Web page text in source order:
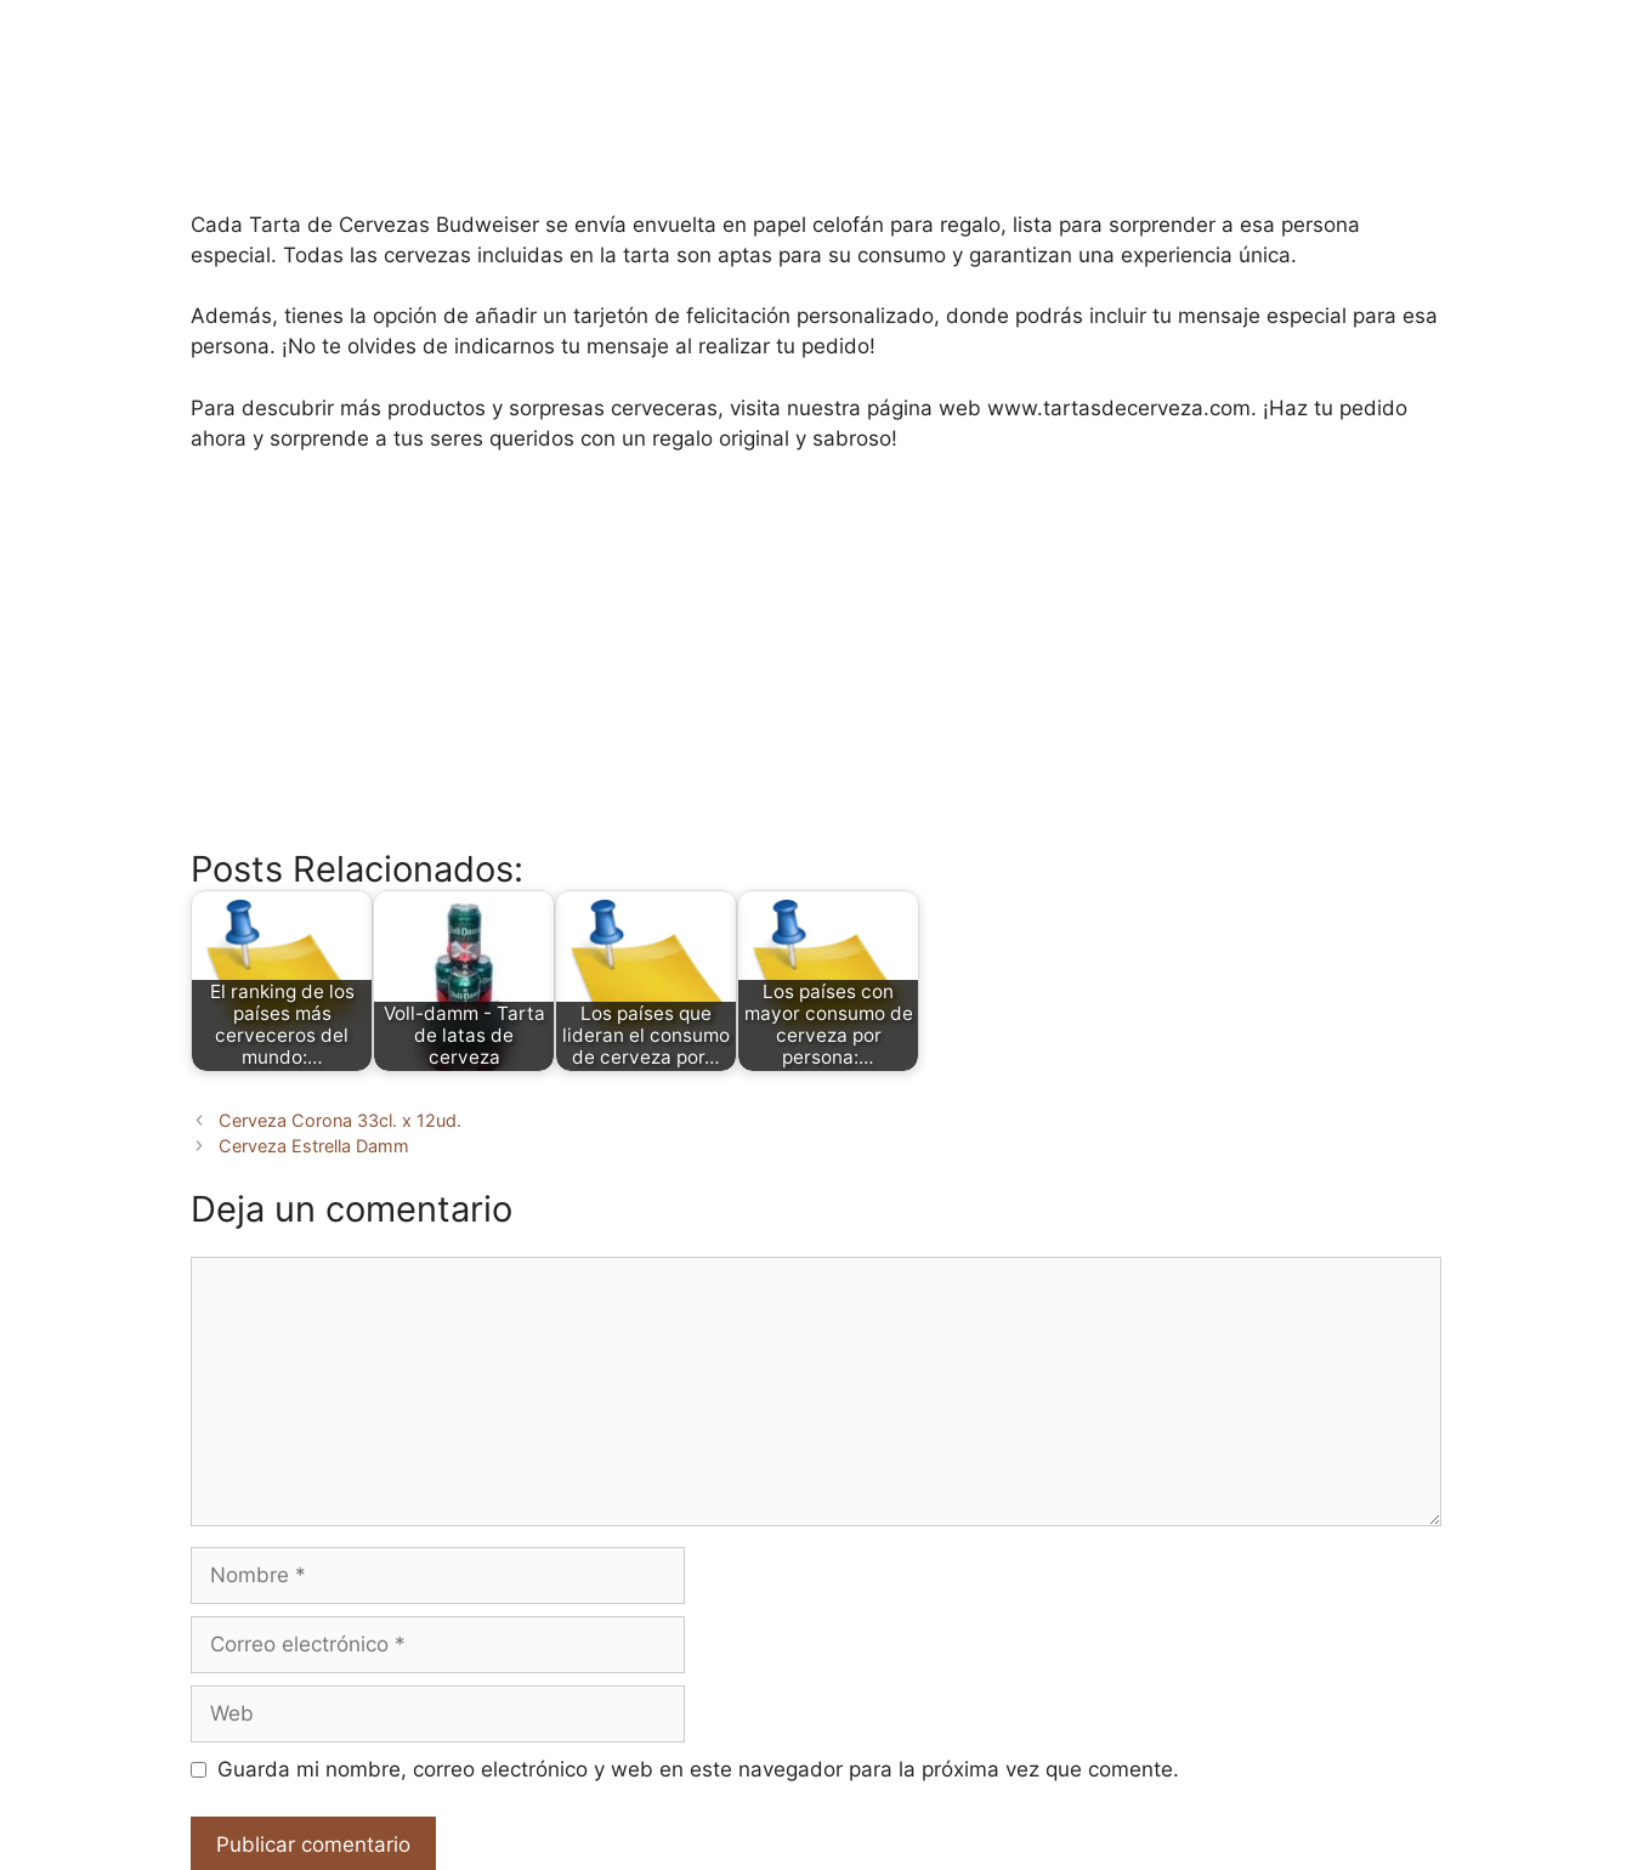
Cada Tarta de Cervezas Budweiser se envía envuelta en papel celofán para regalo, lista para sorprender a esa persona
especial. Todas las cervezas incluidas en la tarta son aptas para su consumo y garantizan una experiencia única.
Además, tienes la opción de añadir un tarjetón de felicitación personalizado, donde podrás incluir tu mensaje especial para esa
persona. ¡No te olvides de indicarnos tu mensaje al realizar tu pedido!
Para descubrir más productos y sorpresas cerveceras, visita nuestra página web www.tartasdecerveza.com. ¡Haz tu pedido
ahora y sorprende a tus seres queridos con un regalo original y sabroso!
Posts Relacionados:
El ranking de los
países más
cerveceros del
mundo:…
Voll-damm - Tarta
de latas de
cerveza
Los países que
lideran el consumo
de cerveza por…
Los países con
mayor consumo de
cerveza por
persona:…
Cerveza Corona 33cl. x 12ud.
Cerveza Estrella Damm
Deja un comentario
Nombre
Correo
Web
Guarda mi nombre, correo electrónico y web en este navegador para la próxima vez que comente.